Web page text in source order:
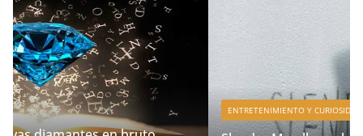
ENTRETENIMIENTO Y CURIOSIDADES LIBROS CINE Y TV